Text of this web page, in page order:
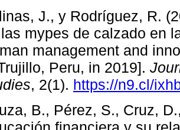
J., y Rodríguez, R.
mypes de calzado en
management and
Peru, in 2019].
, 2(1). https://n9.cl/
B., Pérez, S., Cruz,